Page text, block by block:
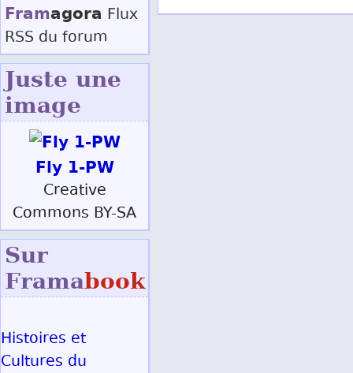
Framagora Flux
RSS du forum
Juste une
image
Fly 1-PW
Creative
Commons BY-SA
Sur
Framabook
Histoires et
Cultures du